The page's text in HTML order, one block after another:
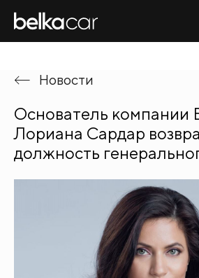
Новости
Основатель компании
Лориана Сардар
должность